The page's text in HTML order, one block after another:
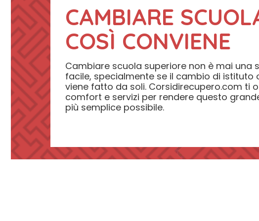
CAMBIARE
COSÌ CONVIENE
Cambiare scuola superiore non è mai una
facile, specialmente se il cambio di istituto
viene fatto da soli. Corsidirecupero.com ti
comfort e servizi per rendere questo
più semplice possibile.